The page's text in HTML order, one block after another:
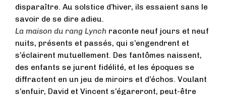
disparaître. Au solstice d’hiver, ils essaient sans le
savoir de se dire adieu.
La maison du rang Lynch raconte neuf jours et neuf
nuits, présents et passés, qui s’engendrent et
s’éclairent mutuellement. Des fantômes naissent,
des enfants se jurent fidélité, et les époques se
diffractent en un jeu de miroirs et d’échos. Voulant
s’enfuir, David et Vincent s’égareront, peut-être